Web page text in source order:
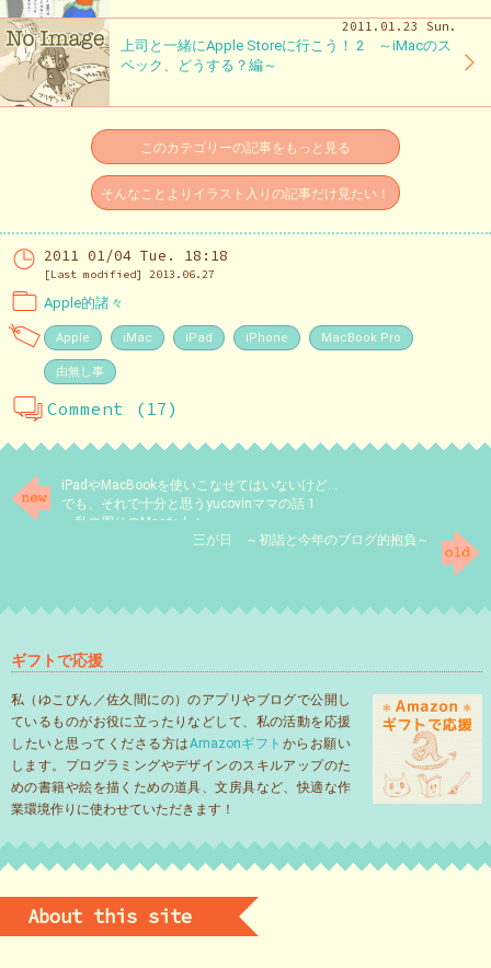
2011.01.23 Sun.
上司と一緒にApple Storeに行こう！ 2 ～iMacのス
ペック、どうする？編～
このカテゴリーの記事をもっと見る
そんなことよりイラスト入りの記事だけ見たい！
2011 01/04 Tue. 18:18
[Last modified] 2013.06.27
Apple的諸々
Apple iMac iPad iPhone MacBook Pro
由無し事
Comment (17)
iPadやMacBookを使いこなせてはいないけど…
でも、それで十分と思うyucovinママの話 1
～私の周りのMacな人々～
三が日 ～初詣と今年のブログ的抱負～
ギフトで応援
私（ゆこびん／佐久間にの）のアプリやブログで公開し
ているものがお役に立ったりなどして、私の活動を応援
したいと思ってくださる方はAmazonギフト からお願い
します。プログラミングやデザインのスキルアップのた
めの書籍や絵を描くための道具、文房具など、快適な作
業環境作りに使わせていただきます！
About this site